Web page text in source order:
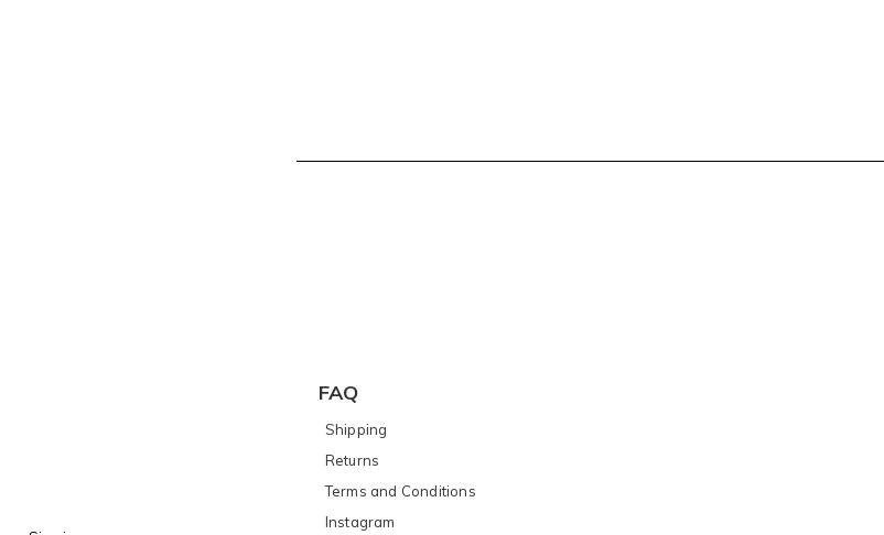
FAQ
Shipping
Returns
Terms and Conditions
Instagram